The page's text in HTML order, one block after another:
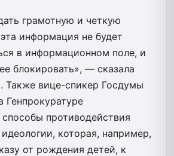
грамотную и четкую
информация не будет
в информационном поле, и
блокировать», — сказала
Также вице-спикер Госдумы
Генпрокуратуре
противодействия
которая, например,
от рождения детей, к